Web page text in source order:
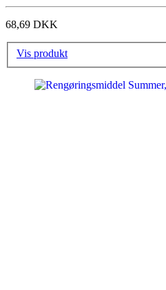
68,69 DKK
Vis produkt